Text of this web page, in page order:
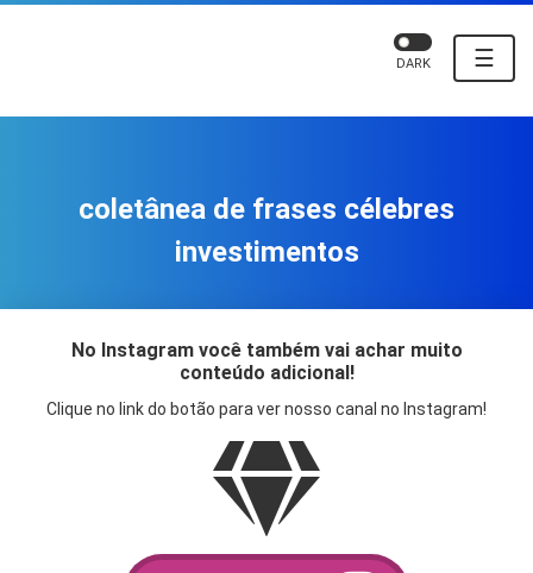
☰
DARK
coletânea de frases célebres
investimentos
No Instagram você também vai achar muito
conteúdo adicional!
Clique no link do botão para ver nosso canal no Instagram!